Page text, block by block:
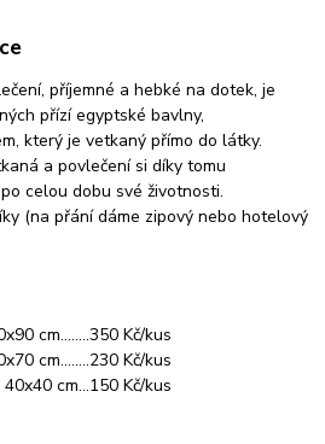
příjemné a hebké na dotek, je
přízí egyptské bavlny,
který je vetkaný přímo do látky.
a povlečení si díky tomu
celou dobu své životnosti.
(na přání dáme zipový nebo hotelový
cm........350 Kč/kus
cm........230 Kč/kus
cm...150 Kč/kus